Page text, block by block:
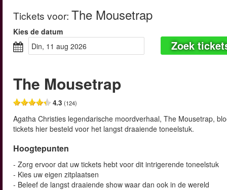
Tickets voor: The Mousetrap
Kies de datum
din, 11 aug 2026
Zoek
The Mousetrap
4.3 (124)
Agatha Christies legendarische moordverhaal, The Mousetrap,
tickets hier besteld voor het langst draaiende toneelstuk.
Hoogtepunten
- Zorg ervoor dat uw tickets hebt voor dit intrigerende toneelstuk
- Kies uw eigen zitplaatsen
- Beleef de langst draaiende show waar dan ook in de wereld